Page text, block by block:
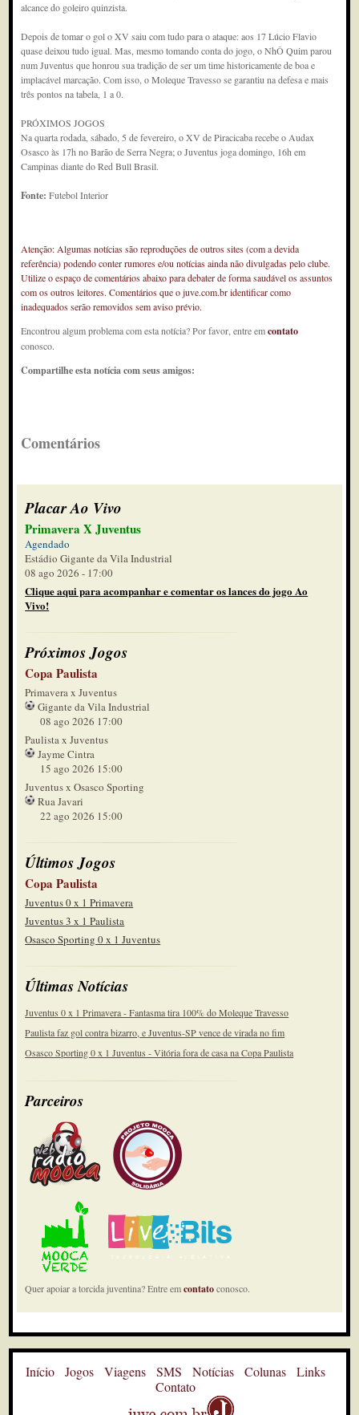
alcance do goleiro quinzista.
Depois de tomar o gol o XV saiu com tudo para o ataque: aos 17 Lúcio Flavio
quase deixou tudo igual. Mas, mesmo tomando conta do jogo, o NhÔ Quim parou
num Juventus que honrou sua tradição de ser um time historicamente de boa e
implacável marcação. Com isso, o Moleque Travesso se garantiu na defesa e mais
três pontos na tabela, 1 a 0.
PRÓXIMOS JOGOS
Na quarta rodada, sábado, 5 de fevereiro, o XV de Piracicaba recebe o Audax
Osasco às 17h no Barão de Serra Negra; o Juventus joga domingo, 16h em
Campinas diante do Red Bull Brasil.
Fonte:Futebol Interior
Atenção: Algumas notícias são reproduções de outros sites (com a devida
referência) podendo conter rumores e/ou notícias ainda não divulgadas pelo clube.
Utilize o espaço de comentários abaixo para debater de forma saudável os assuntos
com os outros leitores. Comentários que o juve.com.br identificar como
inadequados serão removidos sem aviso prévio.
Encontrou algum problema com esta notícia? Por favor, entre emcontato
conosco.
Compartilhe esta notícia com seus amigos:
Comentários
Placar Ao Vivo
Primavera X Juventus
Agendado
Estádio Gigante da Vila Industrial
08 ago 2026 - 17:00
Clique aqui para acompanhar e comentar os lances do jogo Ao
Vivo!
Próximos Jogos
Copa Paulista
Primavera x Juventus
Gigante da Vila Industrial
08 ago 2026 17:00
Paulista x Juventus
Jayme Cintra
15 ago 2026 15:00
Juventus x Osasco Sporting
Rua Javari
22 ago 2026 15:00
Últimos Jogos
Copa Paulista
Juventus 0 x 1 Primavera
Juventus 3 x 1 Paulista
Osasco Sporting 0 x 1 Juventus
Últimas Notícias
Juventus 0 x 1 Primavera - Fantasma tira 100% do Moleque Travesso
Paulista faz gol contra bizarro, e Juventus-SP vence de virada no fim
Osasco Sporting 0 x 1 Juventus - Vitória fora de casa na Copa Paulista
Parceiros
Quer apoiar a torcida juventina? Entre emcontatoconosco.
Início Jogos Viagens SMS Notícias Colunas
Links
Contato